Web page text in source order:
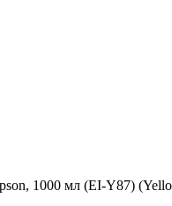
1000 мл (EI-Y87)